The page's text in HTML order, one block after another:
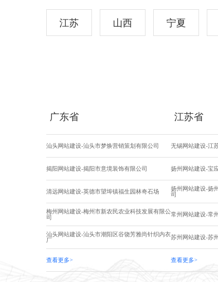
江苏 山西 宁夏
广东省
汕头网站建设-汕头市梦焕营销策划有限公司
揭阳网站建设-揭阳市意境装饰有限公司
清远网站建设-英德市望埠镇福生园林奇石场
梅州网站建设-梅州市新农民农业科技发展有限公
司
汕头网站建设-汕头市潮阳区谷饶芳雅尚针织内衣
厂
查看更多>
江苏省
无锡网站建设-江
扬州网站建设-宝
扬州网站建设-扬
司
常州网站建设-常
苏州网站建设-苏
查看更多>